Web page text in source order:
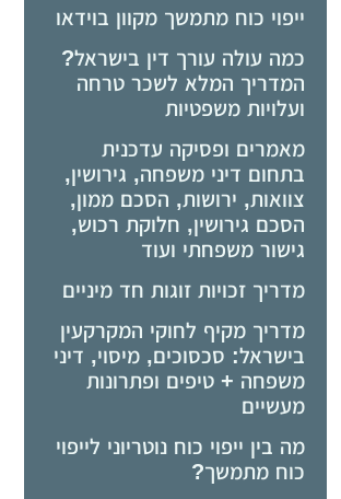
ייפוי כוח מתמשך מקוון בוידאו
כמה עולה עורך דין בישראל?
המדריך המלא לשכר טרחה
ועלויות משפטיות
מאמרים ופסיקה עדכנית
בתחום דיני משפחה, גירושין,
צוואות, ירושות, הסכם ממון,
הסכם גירושין, חלוקת רכוש,
גישור משפחתי ועוד
מדריך זכויות זוגות חד מיניים
מדריך מקיף לחוקי המקרקעין
בישראל: סכסוכים, מיסוי, דיני
משפחה + טיפים ופתרונות
מעשיים
מה בין ייפוי כוח נוטריוני לייפוי
כוח מתמשך?